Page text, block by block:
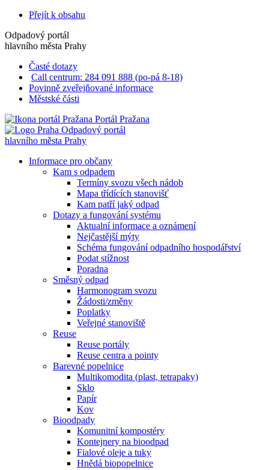
Přejít k obsahu
Odpadový portál
hlavního města Prahy
Časté dotazy
Call centrum: 284 091 888 (po-pá 8-18)
Povinně zveřejňované informace
Městské části
Portál Pražana
Odpadový portál
hlavního města Prahy
Informace pro občany
Kam s odpadem
Termíny svozu všech nádob
Mapa třídících stanovišť
Kam patří jaký odpad
Dotazy a fungování systému
Aktualní informace a oznámení
Nejčastější mýty
Schéma fungování odpadního hospodářství
Podat stížnost
Poradna
Směsný odpad
Harmonogram svozu
Žádosti/změny
Poplatky
Veřejné stanoviště
Reuse
Reuse portály
Reuse centra a pointy
Barevné popelnice
Multikomodita (plast, tetrapaky)
Sklo
Papír
Kov
Bioodpady
Komunitní kompostéry
Kontejnery na bioodpad
Fialové oleje a tuky
Hnědá biopopelnice